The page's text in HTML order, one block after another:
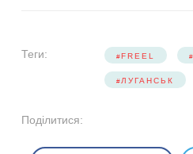
Теги: FREEL
ЛУГАНСЬК
Поділитися: